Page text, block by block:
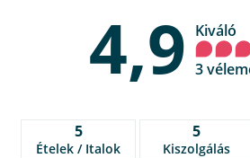
4,9 Kiváló
3
5
Ételek / Italok
5
Kiszolgálás